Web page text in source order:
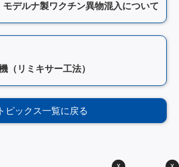
モデルナ製ワクチン異物混入について
（リミキサー工法）
トピックス一覧に戻る